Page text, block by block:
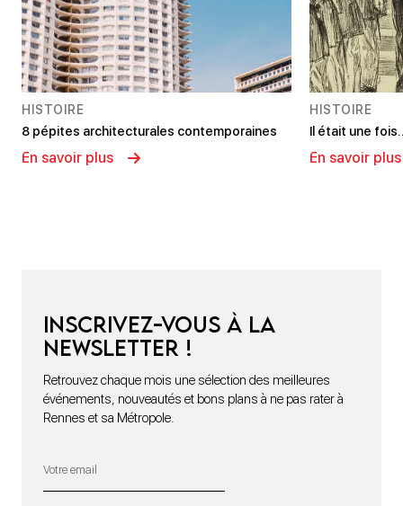
HISTOIRE
8 pépites architecturales contemporaines
En savoir plus
HISTOIRE
Il était une
En savoir plus
Inscrivez-vous à la
newsletter !
Retrouvez chaque mois une sélection des meilleures
événements, nouveautés et bons plans à ne pas rater à
Rennes et sa Métropole.